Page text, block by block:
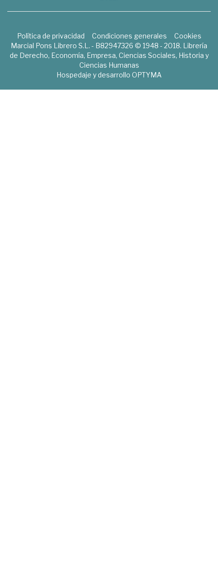
Política de privacidad Condiciones generales
Cookies
Marcial Pons Librero S.L. - B82947326 © 1948 - 2018. Librería
de Derecho, Economía, Empresa, Ciencias Sociales, Historia y
Ciencias Humanas
Hospedaje y desarrollo OPTYMA